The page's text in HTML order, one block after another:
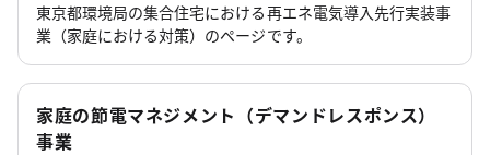
東京都環境局の集合住宅における再エネ電気導入先行実装事
業（家庭における対策）のページです。
家庭の節電マネジメント（デマンドレスポンス）
事業